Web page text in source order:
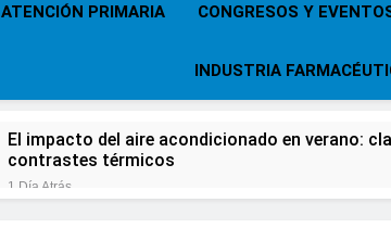
ATENCIÓN PRIMARIA CONGRESOS Y
INDUSTRIA
El impacto del aire acondicionado en verano:
contrastes térmicos
1 Día Atrás